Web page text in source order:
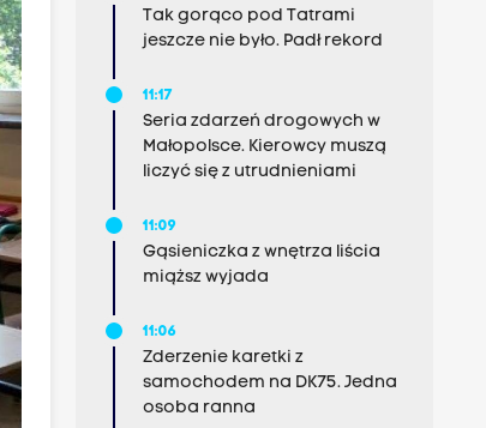
Tak gorąco pod Tatrami
jeszcze nie było. Padł rekord
11:17
Seria zdarzeń drogowych w
Małopolsce. Kierowcy muszą
liczyć się z utrudnieniami
11:09
Gąsieniczka z wnętrza liścia
miąższ wyjada
11:06
Zderzenie karetki z
samochodem na DK75. Jedna
osoba ranna